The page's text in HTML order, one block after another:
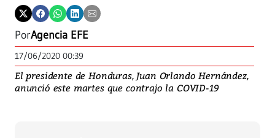
PorAgencia EFE
17/06/2020 00:39
El presidente de Honduras, Juan Orlando Hernández,
anunció este martes que contrajo la COVID-19